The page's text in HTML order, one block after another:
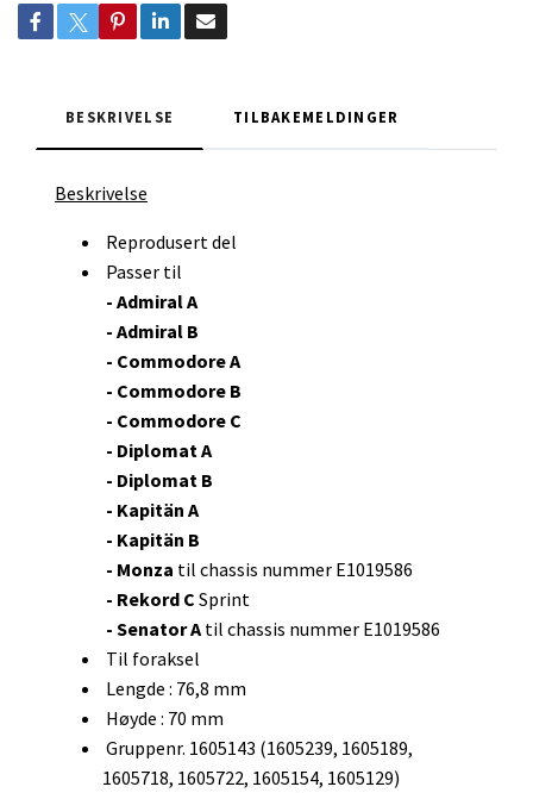
BESKRIVELSE TILBAKEMELDINGER
Beskrivelse
Reprodusert del
Passer til
- Admiral A
- Admiral B
- Commodore A
- Commodore B
- Commodore C
- Diplomat A
- Diplomat B
- Kapitän A
- Kapitän B
- Monza til chassis nummer E1019586
- Rekord C Sprint
- Senator Atil chassis nummer E1019586
Til foraksel
Lengde : 76,8 mm
Høyde : 70 mm
Gruppenr. 1605143 (1605239, 1605189,
1605718, 1605722, 1605154, 1605129)